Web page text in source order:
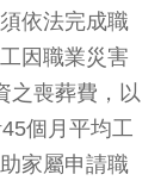
依法完成職
因職業災害
之喪葬費，以
個月平均工
家屬申請職